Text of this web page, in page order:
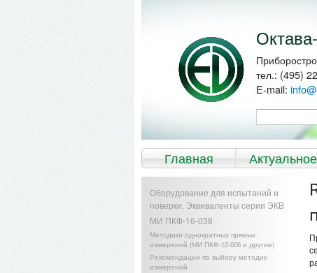
тел.: (495)
E-mail:
Форма
Поиск
Главное меню
Главная Актуальное
Оборудование для испытаний и
поверки. Эквиваленты серии ЭКВ
МИ ПКФ-16-038
Методики однократных прямых
измерений (МИ ПКФ-12-006 и другие)
Рекомендации по выбору методик
измерений